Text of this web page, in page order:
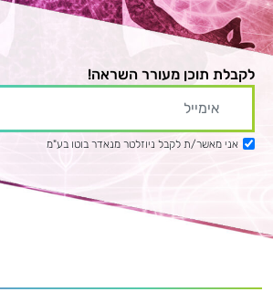
לקבלת תוכן מעורר השראה!
אני מאשר/ת לקבל ניוזלטר מנאדר בוטו בע"מ